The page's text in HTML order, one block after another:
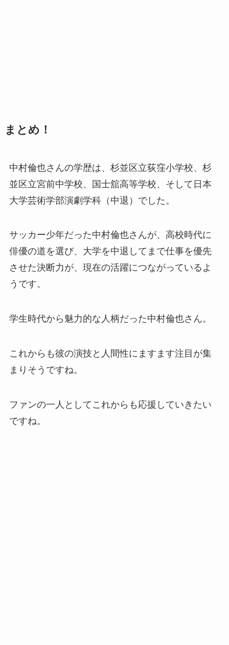
まとめ！
中村倫也さんの学歴は、杉並区立荻窪小学校、杉
並区立宮前中学校、国士舘高等学校、そして日本
大学芸術学部演劇学科（中退）でした。
サッカー少年だった中村倫也さんが、高校時代に
俳優の道を選び、大学を中退してまで仕事を優先
させた決断力が、現在の活躍につながっているよ
うです。
学生時代から魅力的な人柄だった中村倫也さん。
これからも彼の演技と人間性にますます注目が集
まりそうですね。
ファンの一人としてこれからも応援していきたい
ですね。